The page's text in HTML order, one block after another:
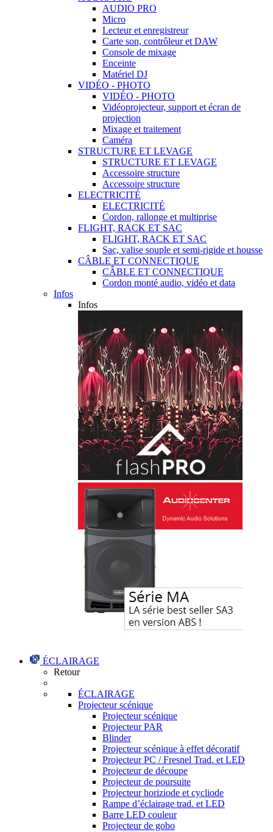
AUDIO PRO
Micro
Lecteur et enregistreur
Carte son, contrôleur et DAW
Console de mixage
Enceinte
Matériel DJ
VIDÉO - PHOTO
VIDÉO - PHOTO
Vidéoprojecteur, support et écran de
projection
Mixage et traitement
Caméra
STRUCTURE ET LEVAGE
STRUCTURE ET LEVAGE
Accessoire structure
Accessoire structure
ELECTRICITÉ
ELECTRICITÉ
Cordon, rallonge et multiprise
FLIGHT, RACK ET SAC
FLIGHT, RACK ET SAC
Sac, valise souple et semi-rigide et housse
CÂBLE ET CONNECTIQUE
CÂBLE ET CONNECTIQUE
Cordon monté audio, vidéo et data
Infos
Infos
ÉCLAIRAGE
Retour
ÉCLAIRAGE
Projecteur scénique
Projecteur scénique
Projecteur PAR
Blinder
Projecteur scénique à effet décoratif
Projecteur PC / Fresnel Trad. et LED
Projecteur de découpe
Projecteur de poursuite
Projecteur horiziode et cycliode
Rampe d’éclairage trad. et LED
Barre LED couleur
Projecteur de gobo